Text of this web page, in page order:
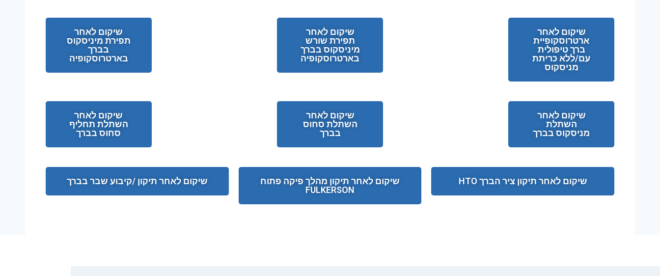
שיקום לאחר
ארטרוסקופיית
ברך טיפולית
עם/ללא כריתת
מניסקוס
שיקום לאחר
תפירת שורש
מיניסקוס בברך
בארטרוסקופיה
שיקום לאחר
תפירת מיניסקוס
בברך
בארטרוסקופיה
שיקום לאחר
השתלת
מניסקוס בברך
שיקום לאחר
השתלת סחוס
בברך
שיקום לאחר
השתלת תחליף
סחוס בברך
שיקום לאחר תיקון ציר הברך HTO
שיקום לאחר תיקון מהלך פיקה פתוח
FULKERSON
שיקום לאחר תיקון /קיבוע שבר בברך